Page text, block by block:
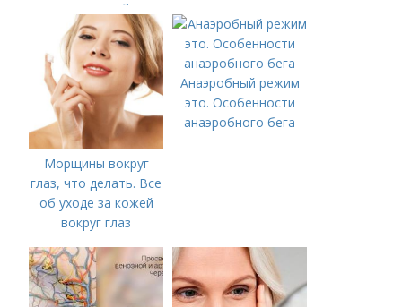
женщины?
Морщины вокруг
глаз, что делать. Все
об уходе за кожей
вокруг глаз
Анаэробный режим
это. Особенности
анаэробного бега